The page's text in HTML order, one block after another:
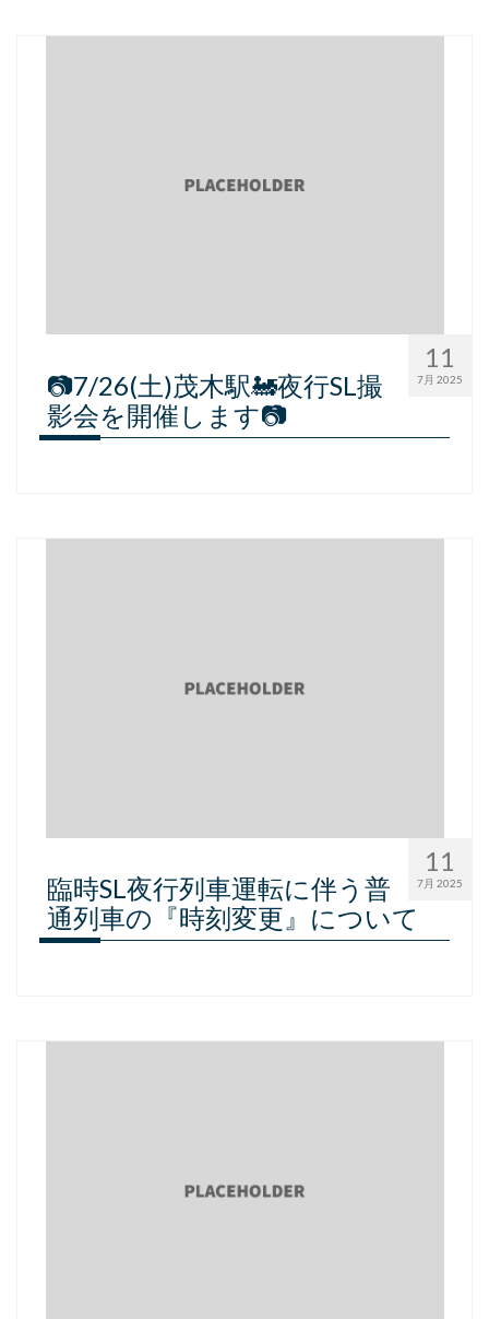
11
7月 2025
📷7/26(土)茂木駅🚂夜行SL撮
影会を開催します📷
11
7月 2025
臨時SL夜行列車運転に伴う普
通列車の『時刻変更』について